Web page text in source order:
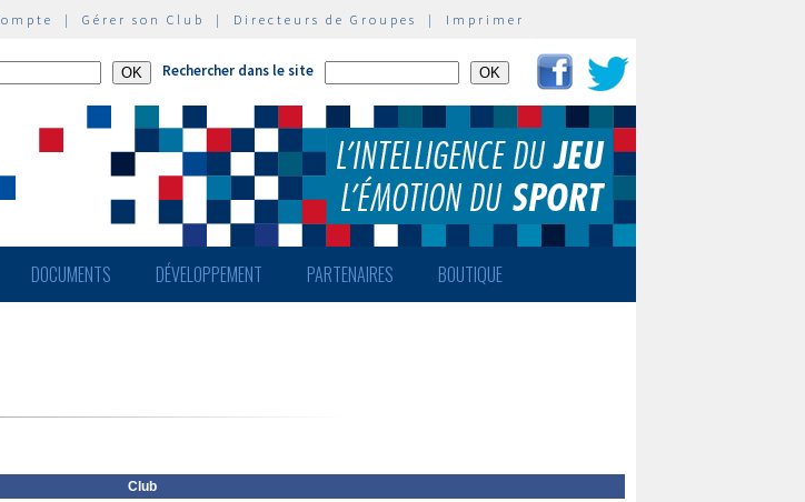
| Gérer son Club | Directeurs de Groupes | Imprimer
Rechercher dans le site
DOCUMENTS DÉVELOPPEMENT PARTENAIRES BOUTIQUE
Club